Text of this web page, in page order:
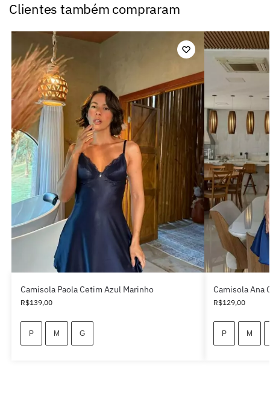
Clientes também compraram
Camisola Paola Cetim Azul Marinho
R$139,00
P M G
Camisola Ana
R$129,00
P M